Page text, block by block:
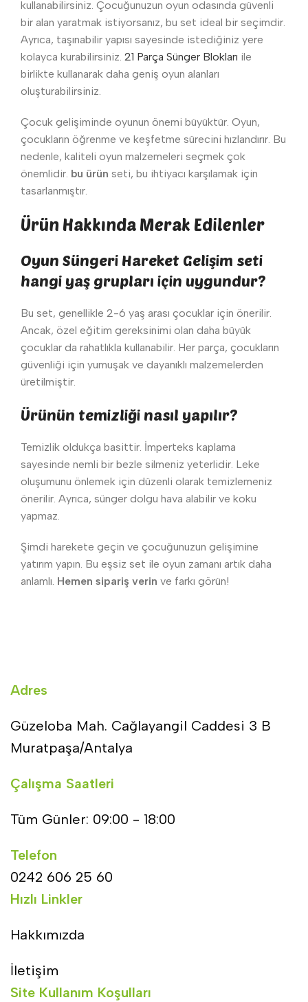
kullanabilirsiniz. Çocuğunuzun oyun odasında güvenli
bir alan yaratmak istiyorsanız, bu set ideal bir seçimdir.
Ayrıca, taşınabilir yapısı sayesinde istediğiniz yere
kolayca kurabilirsiniz. 21 Parça Sünger Blokları ile
birlikte kullanarak daha geniş oyun alanları
oluşturabilirsiniz.
Çocuk gelişiminde oyunun önemi büyüktür. Oyun,
çocukların öğrenme ve keşfetme sürecini hızlandırır. Bu
nedenle, kaliteli oyun malzemeleri seçmek çok
önemlidir. bu ürün seti, bu ihtiyacı karşılamak için
tasarlanmıştır.
Ürün Hakkında Merak Edilenler
Oyun Süngeri Hareket Gelişim seti
hangi yaş grupları için uygundur?
Bu set, genellikle 2-6 yaş arası çocuklar için önerilir.
Ancak, özel eğitim gereksinimi olan daha büyük
çocuklar da rahatlıkla kullanabilir. Her parça, çocukların
güvenliği için yumuşak ve dayanıklı malzemelerden
üretilmiştir.
Ürünün temizliği nasıl yapılır?
Temizlik oldukça basittir. İmperteks kaplama
sayesinde nemli bir bezle silmeniz yeterlidir. Leke
oluşumunu önlemek için düzenli olarak temizlemeniz
önerilir. Ayrıca, sünger dolgu hava alabilir ve koku
yapmaz.
Şimdi harekete geçin ve çocuğunuzun gelişimine
yatırım yapın. Bu eşsiz set ile oyun zamanı artık daha
anlamlı. Hemen sipariş verin ve farkı görün!
Adres
Güzeloba Mah. Cağlayangil Caddesi 3 B
Muratpaşa/Antalya
Çalışma Saatleri
Tüm Günler: 09:00 - 18:00
Telefon
0242 606 25 60
Hızlı Linkler
Hakkımızda
İletişim
Site Kullanım Koşulları